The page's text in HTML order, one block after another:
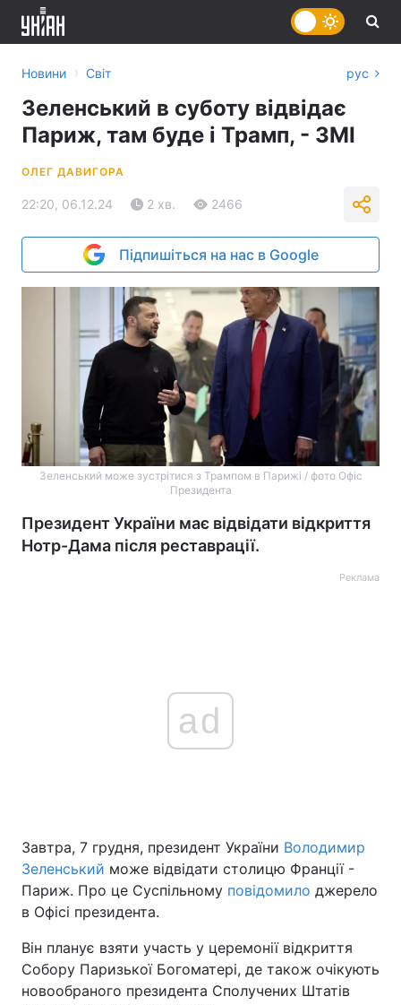
Головна Війна
Україна
Економіка Світ
Спорт Наука
Новини › Світ рус
Зеленський в суботу відвідає
Париж, там буде і Трамп, - ЗМІ
ОЛЕГ ДАВИГОРА
22:20, 06.12.24 2 хв. 2466
Підпишіться на нас в Google
Зеленський може зустрітися з Трампом в Парижі / фото Офіс
Президента
Президент України має відвідати відкриття
Нотр-Дама після реставрації.
Реклама
ad
Завтра, 7 грудня, президент України Володимир
Зеленський може відвідати столицю Франції -
Париж. Про це Суспільному повідомило джерело
в Офісі президента.
Він планує взяти участь у церемонії відкриття
Собору Паризької Богоматері, де також очікують
новообраного президента Сполучених Штатів